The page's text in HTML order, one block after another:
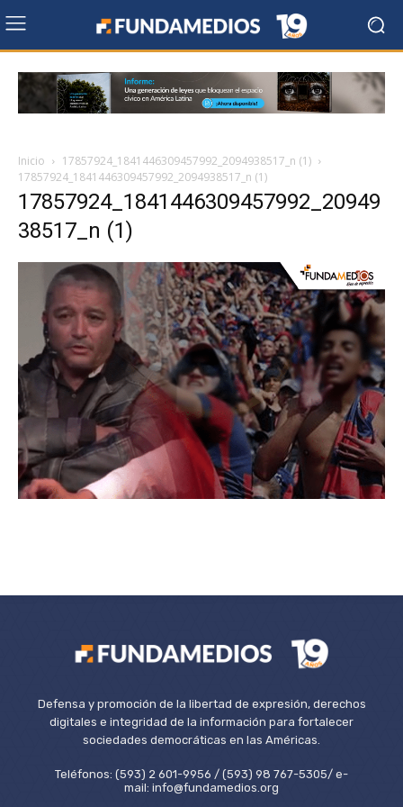
Inicio
17857924_1841446309457992_2094938517_n (1)
17857924_1841446309457992_2094938517_n (1)
17857924_1841446309457992_20949
38517_n (1)
Defensa y promoción de la libertad de expresión, derechos
digitales e integridad de la información para fortalecer
sociedades democráticas en las Américas.
Teléfonos: (593) 2 601-9956 / (593) 98 767-5305/ e-
mail: info@fundamedios.org